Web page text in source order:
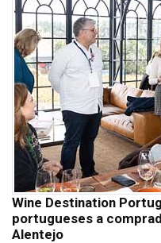
Wine Destination
portugueses a
Alentejo